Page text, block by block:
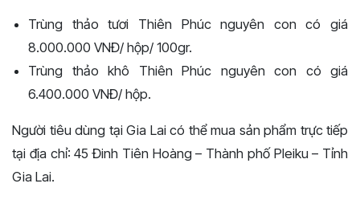
Trùng thảo tươi Thiên Phúc nguyên con có giá
8.000.000 VNĐ/ hộp/ 100gr.
Trùng thảo khô Thiên Phúc nguyên con có giá
6.400.000 VNĐ/ hộp.
Người tiêu dùng tại Gia Lai có thể mua sản phẩm trực tiếp
tại địa chỉ: 45 Đinh Tiên Hoàng – Thành phố Pleiku – Tỉnh
Gia Lai.